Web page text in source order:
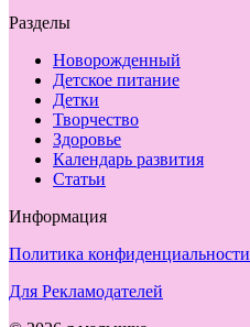
Разделы
Новорожденный
Детское питание
Детки
Творчество
Здоровье
Календарь развития
Статьи
Информация
Политика конфиденциальности
Для Рекламодателей